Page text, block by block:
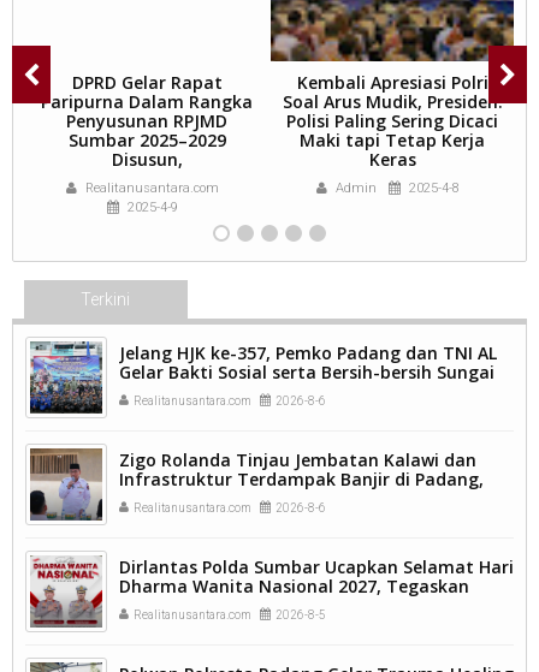
DPRD Gelar Rapat
Paripurna Dalam Rangka
Penyusunan RPJMD
Sumbar 2025–2029
Disusun,
Realitanusantara.com
2025-4-9
Kembali Apresiasi Polri
Soal Arus Mudik, Presiden:
Polisi Paling Sering Dicaci
Maki tapi Tetap Kerja
Keras
Admin 2025-4-8
Terkini
Jelang HJK ke-357, Pemko Padang dan TNI AL
Gelar Bakti Sosial serta Bersih-bersih Sungai
Batang Arau.
Realitanusantara.com 2026-8-6
Zigo Rolanda Tinjau Jembatan Kalawi dan
Infrastruktur Terdampak Banjir di Padang,
Pemulihan Pascabencana Jadi Prioritas.
Realitanusantara.com 2026-8-6
Dirlantas Polda Sumbar Ucapkan Selamat Hari
Dharma Wanita Nasional 2027, Tegaskan
Peran Perempuan sebagai Pilar Bangsa
Realitanusantara.com 2026-8-5